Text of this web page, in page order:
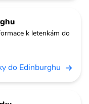
k letenkám do
do Edinburghu